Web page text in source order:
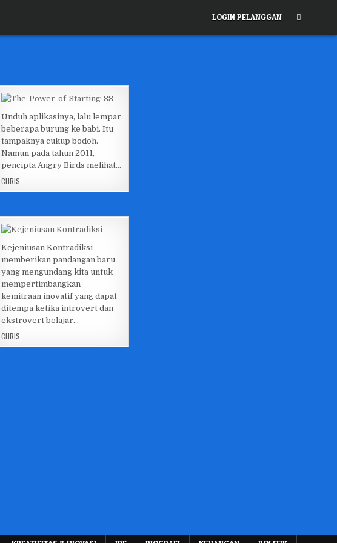
LOGIN PELANGGAN
Posted
in
Unduh aplikasinya, lalu lempar
beberapa burung ke babi. Itu
tampaknya cukup bodoh.
Namun pada tahun 2011,
pencipta Angry Birds melihat…
CHRIS
Posted
in
Kejeniusan Kontradiksi
memberikan pandangan baru
yang mengundang kita untuk
mempertimbangkan
kemitraan inovatif yang dapat
ditempa ketika introvert dan
ekstrovert belajar…
CHRIS